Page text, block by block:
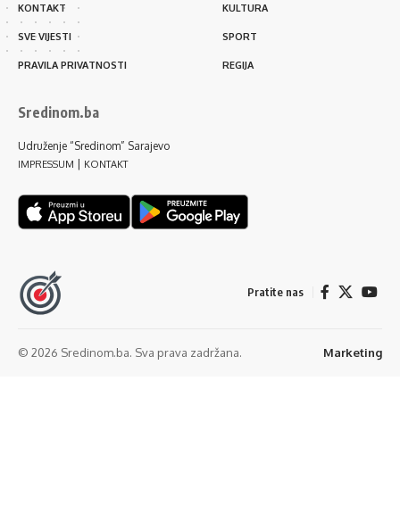
KONTAKT
SVE VIJESTI
PRAVILA PRIVATNOSTI
KULTURA
SPORT
REGIJA
Sredinom.ba
Udruženje “Sredinom” Sarajevo
IMPRESSUM | KONTAKT
Pratite nas
© 2026 Sredinom.ba. Sva prava zadržana. Marketing